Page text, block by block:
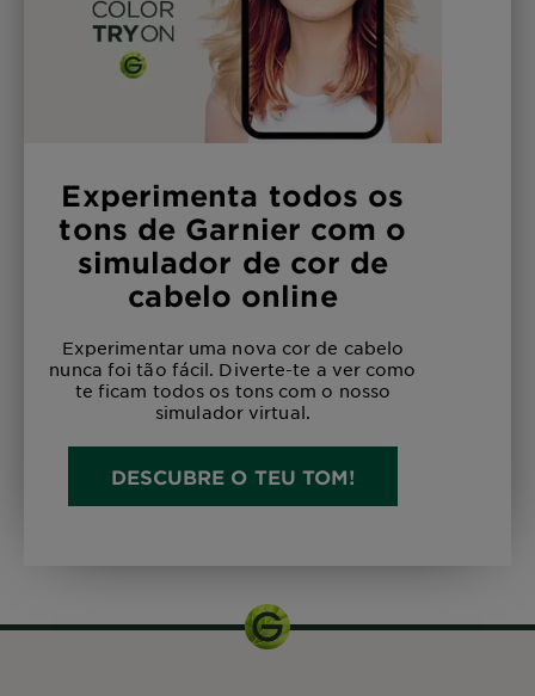
Experimenta todos os
tons de Garnier com o
simulador de cor de
cabelo online
Experimentar uma nova cor de cabelo
nunca foi tão fácil. Diverte-te a ver como
te ficam todos os tons com o nosso
simulador virtual.
DESCUBRE O TEU TOM!